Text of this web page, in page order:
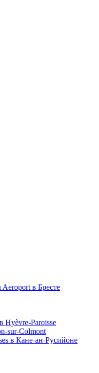
в Бресте
Hyèvre-Paroisse
sur-Colmont
в Кане-ан-Русийоне